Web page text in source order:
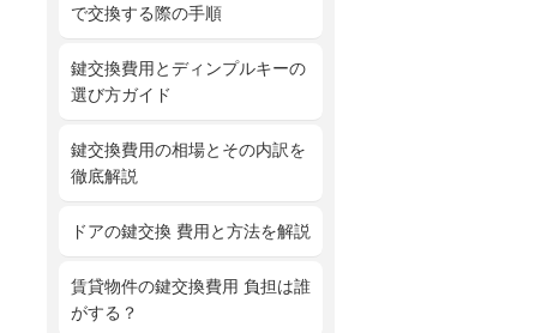
で交換する際の手順
鍵交換費用とディンプルキーの
選び方ガイド
鍵交換費用の相場とその内訳を
徹底解説
ドアの鍵交換 費用と方法を解説
賃貸物件の鍵交換費用 負担は誰
がする？